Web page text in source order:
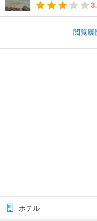
閲覧履
ホテル